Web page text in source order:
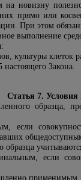
на новизну
прямо или
При этом
выполнение
культуры
настоящего Закона.
Статья 7. Условия
образца,
если
если
применимым,